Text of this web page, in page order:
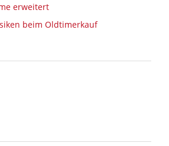
erweitert
beim Oldtimerkauf